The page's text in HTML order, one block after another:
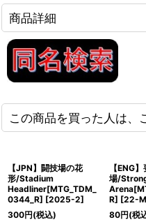
商品詳細
この商品を買った人は、
【JPN】闘技場の花
形/Stadium
Headliner[MTG_TDM_
0344_R] [2025-2]
300円(税込)
【ENG
場/
R] [22-
80円(税